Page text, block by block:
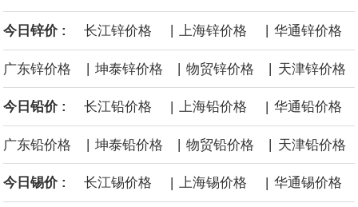
供支撑，同时投资者正等待美国非农就业数据，以寻找美国利率前
景的线索。StoneX高级分析师马特·辛普森表示，中东和平前景改善
海力士：龙仁工厂将生产高带宽内存（HBM）及其他下一代动态随
今日锌价 : 长江锌价格 上海锌价格 华通锌价格
广东锌价格 | 坤泰锌价格 | 物贸锌价格 | 天津锌价格
今日铅价 : 长江铅价格 | 上海铅价格 | 华通铅价格
广东铅价格 坤泰铅价格 物贸铅价格 天津铅价格
今日锡价 : 长江锡价格 | 上海锡价格 | 华通锡价格